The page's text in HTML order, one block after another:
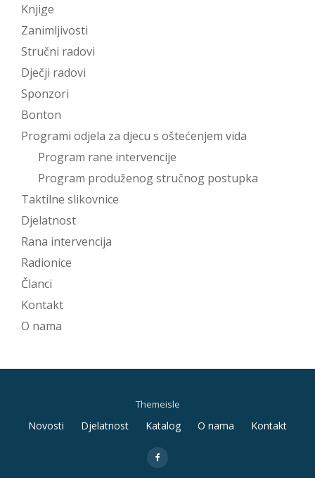
Knjige
Zanimljivosti
Stručni radovi
Dječji radovi
Sponzori
Bonton
Programi odjela za djecu s oštećenjem vida
Program rane intervencije
Program produženog stručnog postupka
Taktilne slikovnice
Djelatnost
Rana intervencija
Radionice
Članci
Kontakt
O nama
Themeisle
Secondary
Novosti Djelatnost Katalog O nama Kontakt
fa-
facebook